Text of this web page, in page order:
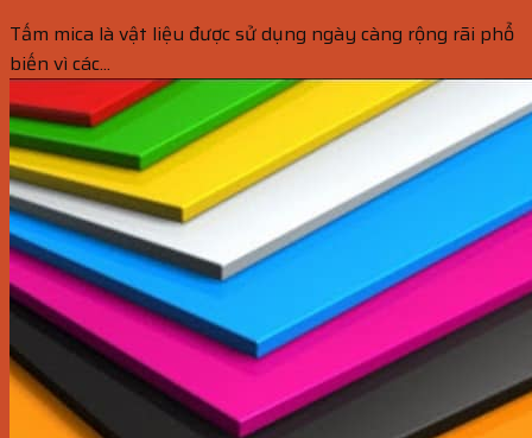
Tấm mica là vật liệu được sử dụng ngày càng rộng rãi phổ
biến vì các...